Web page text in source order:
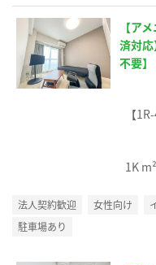
【ア
済対
不要】
【
1K m²
法人契約歓迎 女性向け
駐車場あり